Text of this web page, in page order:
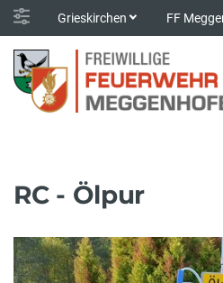
Grieskirchen FF
RC - Ölpur